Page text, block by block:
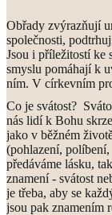
Obřady zvýrazňují
společnosti,
Jsou i příležitostí ke
smyslu pomáhají k
ním. V církevním
Co je svátost?
nás lidí k Bohu
jako v běžném
(pohlazení,
předáváme lásku,
znamení - svátost
je třeba, aby se
jsou pak znamením